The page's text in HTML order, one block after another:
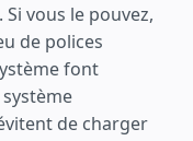
vous le pouvez,
de polices
font
de charger